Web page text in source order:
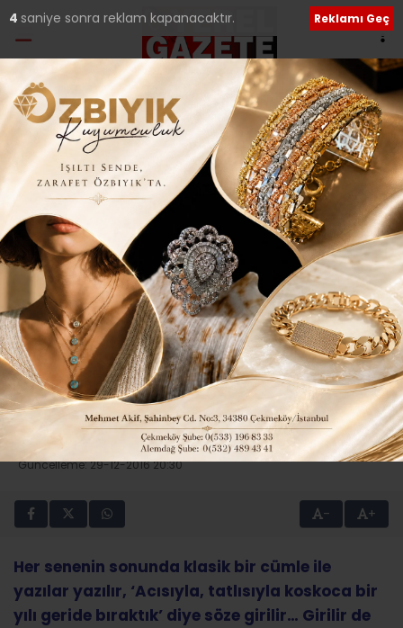
Kenan BAYLAM
e-posta:kenanbaylan@yerelgazete.com.tr
YAZARIN TÜM YAZILARI
2016’YI YİTİRDİK HÜKÜMSÜZDÜR..
Giriş: 29-12-2016 20:30
Güncelleme: 29-12-2016 20:30
- +
Her senenin sonunda klasik bir cümle ile
yazılar yazılır, ‘Acısıyla, tatlısıyla koskoca bir
yılı geride bıraktık’ diye söze girilir… Girilir de
4 saniye sonra reklam kapanacaktır. Reklamı Geç